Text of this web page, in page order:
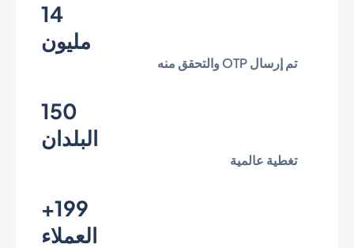
14
مليون
تم إرسال OTP والتحقق منه
150
البلدان
تغطية عالمية
199+
العملاء